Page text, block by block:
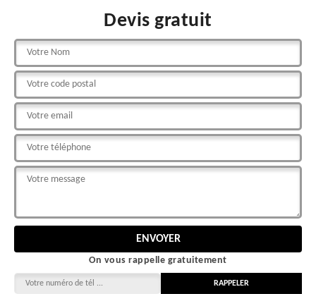
Devis gratuit
On vous rappelle gratuitement